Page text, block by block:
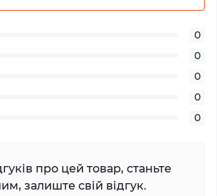
0
0
0
0
0
про цей товар, станьте
залиште свій відгук.